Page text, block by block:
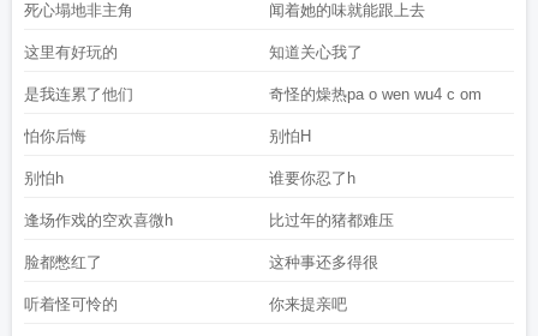
死心塌地非主角 闻着她的味就能跟上去
这里有好玩的 知道关心我了
是我连累了他们 奇怪的燥热pa o wen wu4 c om
怕你后悔 别怕H
别怕h 谁要你忍了h
逢场作戏的空欢喜微h 比过年的猪都难压
脸都憋红了 这种事还多得很
听着怪可怜的 你来提亲吧